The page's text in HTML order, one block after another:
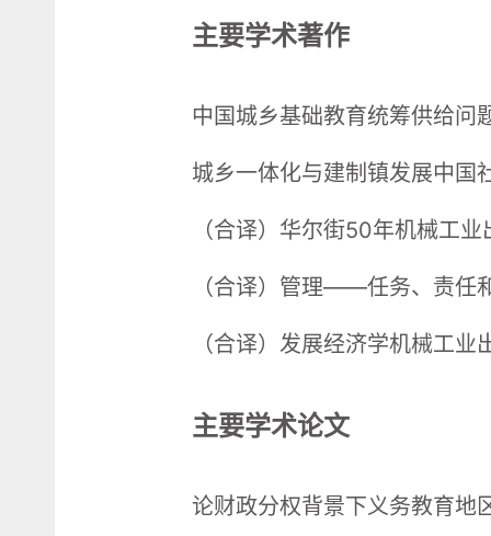
主要学术著作
中国城乡基础教育统筹供给问
城乡一体化与建制镇发展中国
（合译）华尔街50年机械工
（合译）管理——任务、责任
（合译）发展经济学机械工
主要学术论文
论财政分权背景下义务教育